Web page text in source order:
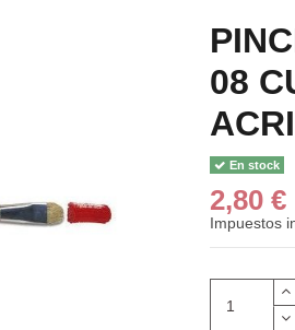
08
En stock
2,80 €
Impuestos